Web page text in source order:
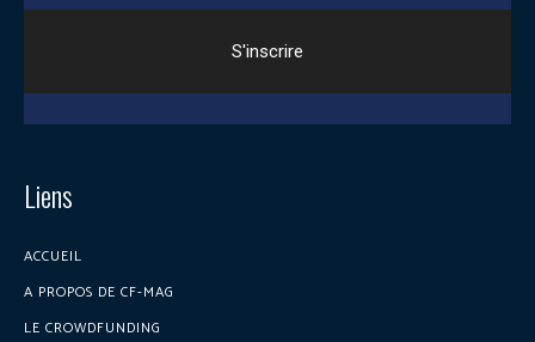
Liens
ACCUEIL
A PROPOS DE CF-MAG
LE CROWDFUNDING